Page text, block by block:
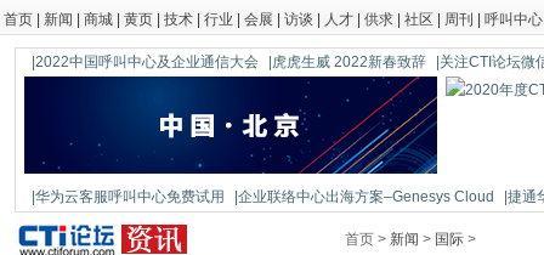
首页 新闻 商城 黄页 技术 行业 会展 访谈 人才 供求 社区 周刊 呼叫中心
|2022中国呼叫中心及企业通信大会 |虎虎生威 2022新春致辞 |关注CTI论坛微
|华为云客服呼叫中心免费试用 |企业联络中心出海方案–Genesys Cloud
|捷通
|鼎信通达新一代语音网关DAG1000-4S
首页 > 新闻 > 国际 >